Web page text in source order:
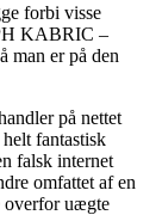
forbi visse
KABRIC –
man er på den
på nettet
fantastisk
falsk internet
omfattet af en
overfor uægte